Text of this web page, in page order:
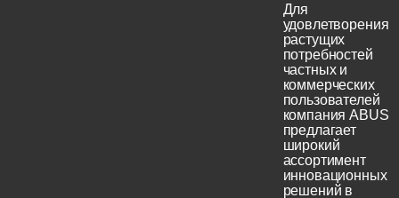
Для
удовлетворения
растущих
потребностей
частных и
коммерческих
пользователей
компания ABUS
предлагает
широкий
ассортимент
инновационных
решений в